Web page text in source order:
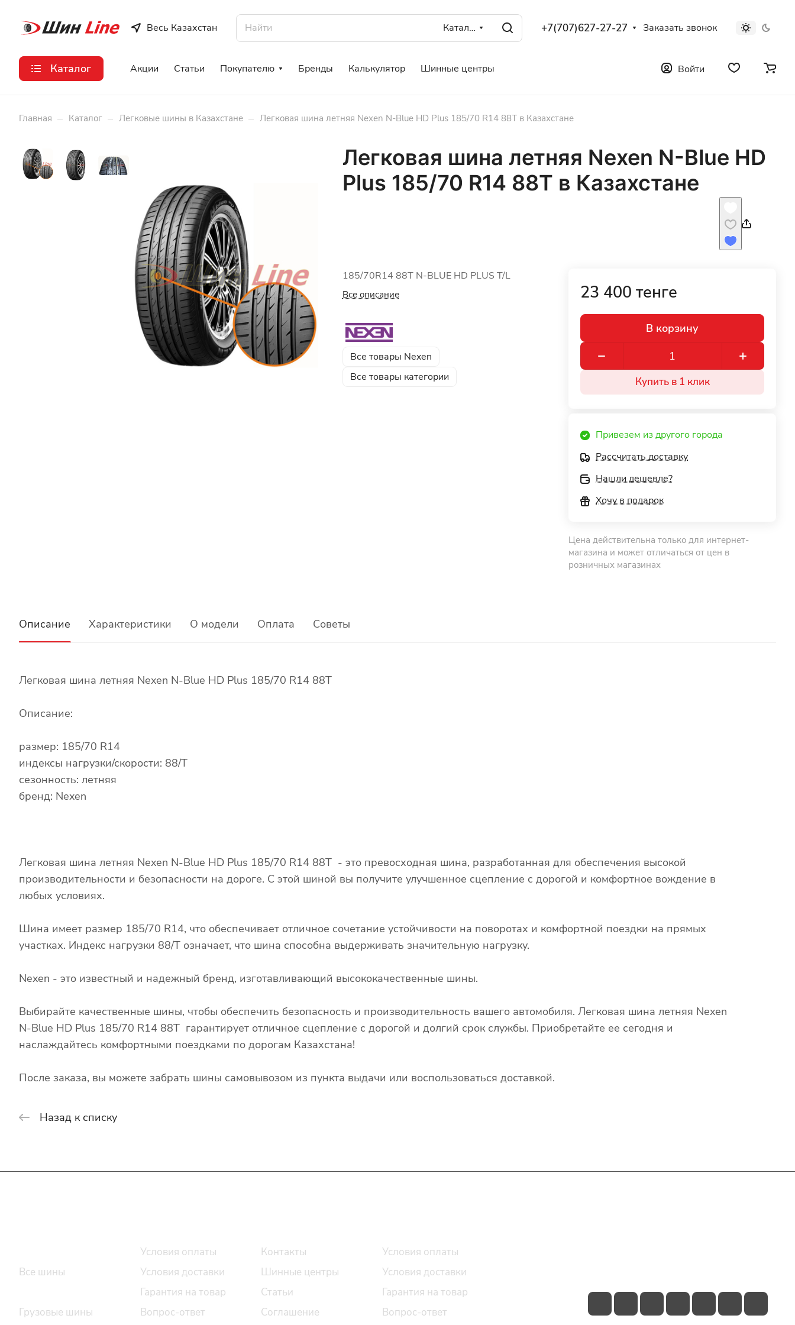
Весь Казахстан Каталог +7(707)627-27-27 Заказать звонок
Каталог Акции Статьи Покупателю Бренды Калькулятор Шинные центры Войти
Главная – Каталог – Легковые шины в Казахстане – Легковая шина летняя Nexen N-Blue HD Plus 185/70 R14 88T в Казахстане
Легковая шина летняя Nexen N-Blue HD
Plus 185/70 R14 88T в Казахстане
185/70R14 88Т N-BLUE HD PLUS T/L
Все описание
Все товары Nexen
Все товары категории
23 400 тенге
В корзину
Купить в 1 клик
Привезем из другого города
Рассчитать доставку
Нашли дешевле?
Хочу в подарок
Цена действительна только для интернет-
магазина и может отличаться от цен в
розничных магазинах
Описание Характеристики О модели Оплата Советы
Легковая шина летняя Nexen N-Blue HD Plus 185/70 R14 88T
Описание:
размер: 185/70 R14
индексы нагрузки/скорости: 88/T
сезонность: летняя
бренд: Nexen
Легковая шина летняя Nexen N-Blue HD Plus 185/70 R14 88T - это превосходная шина, разработанная для обеспечения высокой
производительности и безопасности на дороге. С этой шиной вы получите улучшенное сцепление с дорогой и комфортное вождение в
любых условиях.
Шина имеет размер 185/70 R14, что обеспечивает отличное сочетание устойчивости на поворотах и комфортной поездки на прямых
участках. Индекс нагрузки 88/T означает, что шина способна выдерживать значительную нагрузку.
Nexen - это известный и надежный бренд, изготавливающий высококачественные шины.
Выбирайте качественные шины, чтобы обеспечить безопасность и производительность вашего автомобиля. Легковая шина летняя Nexen
N-Blue HD Plus 185/70 R14 88T гарантирует отличное сцепление с дорогой и долгий срок службы. Приобретайте ее сегодня и
наслаждайтесь комфортными поездками по дорогам Казахстана!
После заказа, вы можете забрать шины самовывозом из пункта выдачи или воспользоваться доставкой.
Назад к списку
Все шины
Грузовые шины
Условия оплаты
Условия доставки
Гарантия на товар
Вопрос-ответ
Контакты
Шинные центры
Статьи
Соглашение
Условия оплаты
Условия доставки
Гарантия на товар
Вопрос-ответ